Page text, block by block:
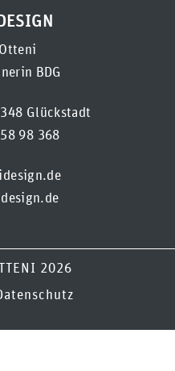
BDG
Glückstadt
58 98 368
2026